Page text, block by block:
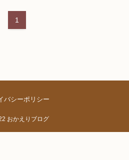
1
バシーポリシー
おかえりブログ